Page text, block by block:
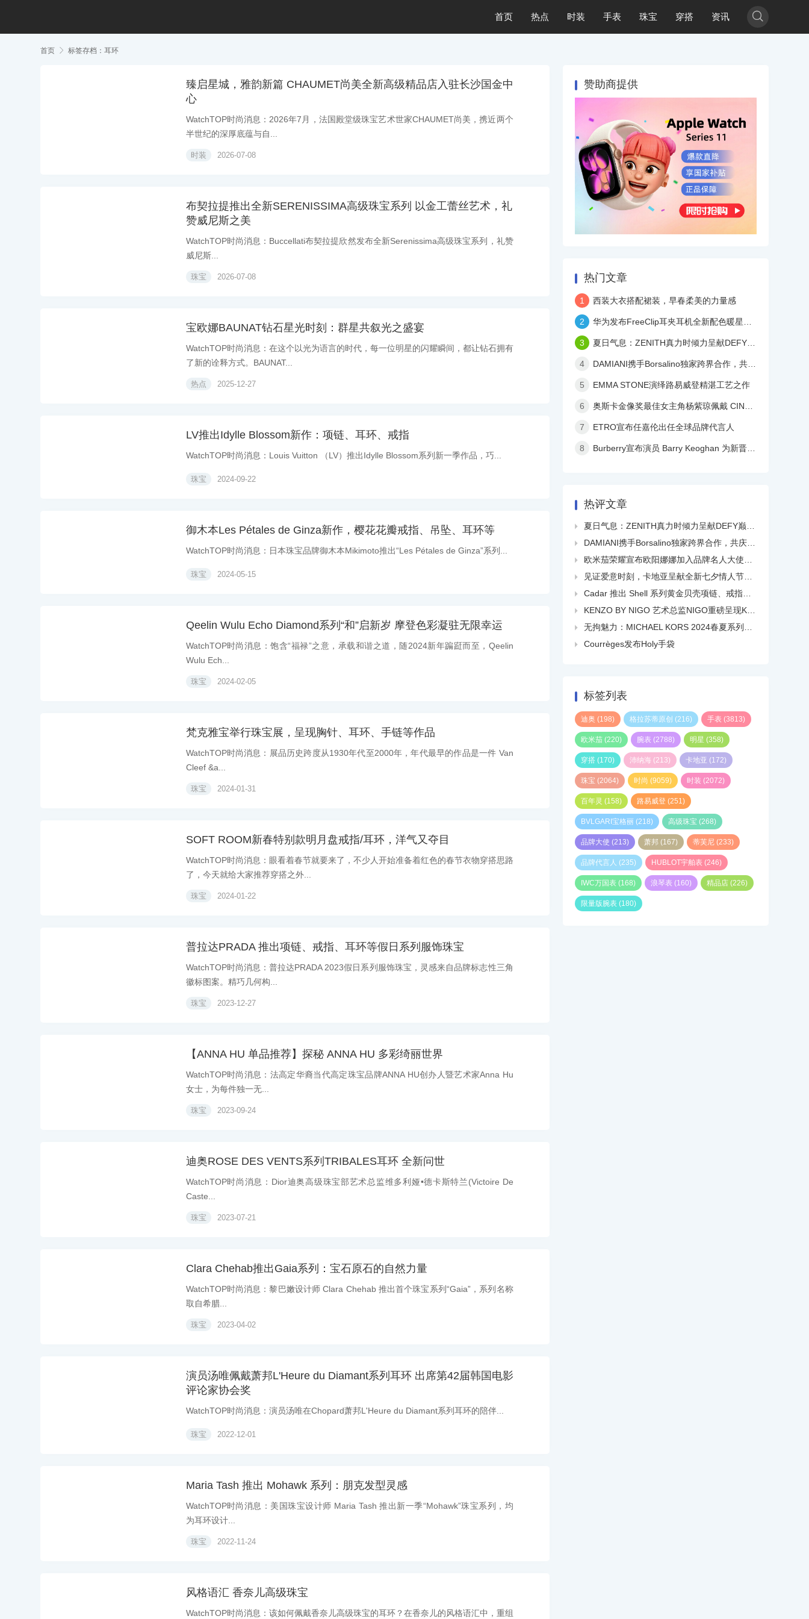
首页 热点 时装 手表 珠宝 穿搭 资讯 
首页  标签存档：耳环
臻启星城，雅韵新篇 CHAUMET尚美全新高级精品店入驻长沙国金中
心
WatchTOP时尚消息：2026年7月，法国殿堂级珠宝艺术世家CHAUMET尚美，携近两个
半世纪的深厚底蕴与自...
时装 2026-07-08
布契拉提推出全新SERENISSIMA高级珠宝系列 以金工蕾丝艺术，礼
赞威尼斯之美
WatchTOP时尚消息：Buccellati布契拉提欣然发布全新Serenissima高级珠宝系列，礼赞
威尼斯...
珠宝 2026-07-08
宝欧娜BAUNAT钻石星光时刻：群星共叙光之盛宴
WatchTOP时尚消息：在这个以光为语言的时代，每一位明星的闪耀瞬间，都让钻石拥有
了新的诠释方式。BAUNAT...
热点 2025-12-27
LV推出Idylle Blossom新作：项链、耳环、戒指
WatchTOP时尚消息：Louis Vuitton （LV）推出Idylle Blossom系列新一季作品，巧...
珠宝 2024-09-22
御木本Les Pétales de Ginza新作，樱花花瓣戒指、吊坠、耳环等
WatchTOP时尚消息：日本珠宝品牌御木本Mikimoto推出“Les Pétales de Ginza”系列...
珠宝 2024-05-15
Qeelin Wulu Echo Diamond系列“和”启新岁 摩登色彩凝驻无限幸运
WatchTOP时尚消息：饱含“福禄”之意，承载和谐之道，随2024新年蹁跹而至，Qeelin
Wulu Ech...
珠宝 2024-02-05
梵克雅宝举行珠宝展，呈现胸针、耳环、手链等作品
WatchTOP时尚消息：展品历史跨度从1930年代至2000年，年代最早的作品是一件 Van
Cleef &a...
珠宝 2024-01-31
SOFT ROOM新春特别款明月盘戒指/耳环，洋气又夺目
WatchTOP时尚消息：眼看着春节就要来了，不少人开始准备着红色的春节衣物穿搭思路
了，今天就给大家推荐穿搭之外...
珠宝 2024-01-22
普拉达PRADA 推出项链、戒指、耳环等假日系列服饰珠宝
WatchTOP时尚消息：普拉达PRADA 2023假日系列服饰珠宝，灵感来自品牌标志性三角
徽标图案。精巧几何构...
珠宝 2023-12-27
【ANNA HU 单品推荐】探秘 ANNA HU 多彩绮丽世界
WatchTOP时尚消息：法高定华裔当代高定珠宝品牌ANNA HU创办人暨艺术家Anna Hu
女士，为每件独一无...
珠宝 2023-09-24
迪奥ROSE DES VENTS系列TRIBALES耳环 全新问世
WatchTOP时尚消息：Dior迪奥高级珠宝部艺术总监维多利娅•德卡斯特兰(Victoire De
Caste...
珠宝 2023-07-21
Clara Chehab推出Gaia系列：宝石原石的自然力量
WatchTOP时尚消息：黎巴嫩设计师 Clara Chehab 推出首个珠宝系列“Gaia”，系列名称
取自希腊...
珠宝 2023-04-02
演员汤唯佩戴萧邦L'Heure du Diamant系列耳环 出席第42届韩国电影
评论家协会奖
WatchTOP时尚消息：演员汤唯在Chopard萧邦L'Heure du Diamant系列耳环的陪伴...
珠宝 2022-12-01
Maria Tash 推出 Mohawk 系列：朋克发型灵感
WatchTOP时尚消息：美国珠宝设计师 Maria Tash 推出新一季“Mohawk”珠宝系列，均
为耳环设计...
珠宝 2022-11-24
风格语汇 香奈儿高级珠宝
WatchTOP时尚消息：该如何佩戴香奈儿高级珠宝的耳环？在香奈儿的风格语汇中，重组
赞助商提供
热门文章
1 西装大衣搭配裙装，早春柔美的力量感
2 华为发布FreeClip耳夹耳机全新配色暖星云，再度引领时尚潮流！
3 夏日气息：ZENITH真力时倾力呈献DEFY巅峰系列镂空天际腕表白色陶瓷款
4 DAMIANI携手Borsalino独家跨界合作，共庆品牌百年华诞
5 EMMA STONE演绎路易威登精湛工艺之作
6 奥斯卡金像奖最佳女主角杨紫琼佩戴 CINDY CHAO 艺术珠宝亮相颁奖典礼
7 ETRO宣布任嘉伦出任全球品牌代言人
8 Burberry宣布演员 Barry Keoghan 为新晋品牌大使
热评文章

夏日气息：ZENITH真力时倾力呈献DEFY巅峰系列镂空天际腕表白色陶瓷款

DAMIANI携手Borsalino独家跨界合作，共庆品牌百年华诞

欧米茄荣耀宣布欧阳娜娜加入品牌名人大使大家庭

见证爱意时刻，卡地亚呈献全新七夕情人节短片

Cadar 推出 Shell 系列黄金贝壳项链、戒指、耳环等

KENZO BY NIGO 艺术总监NIGO重磅呈现KENZO 2024春夏系列广告大片

无拘魅力：MICHAEL KORS 2024春夏系列广告大片正式发布

Courrèges发布Holy手袋
标签列表
迪奥 (198) 格拉苏蒂原创 (216) 手表 (3813)
欧米茄 (220) 腕表 (2788) 明星 (358)
穿搭 (170) 沛纳海 (213) 卡地亚 (172)
珠宝 (2064) 时尚 (9059) 时装 (2072)
百年灵 (158) 路易威登 (251)
BVLGARI宝格丽 (218) 高级珠宝 (268)
品牌大使 (213) 萧邦 (167) 蒂芙尼 (233)
品牌代言人 (235) HUBLOT宇舶表 (246)
IWC万国表 (168) 浪琴表 (160) 精品店 (226)
限量版腕表 (180)